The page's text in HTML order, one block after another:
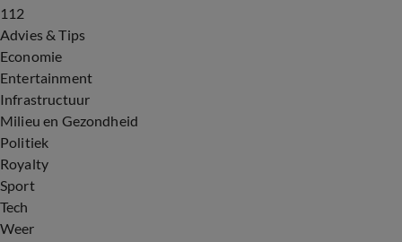
112
Advies & Tips
Economie
Entertainment
Infrastructuur
Milieu en Gezondheid
Politiek
Royalty
Sport
Tech
Weer